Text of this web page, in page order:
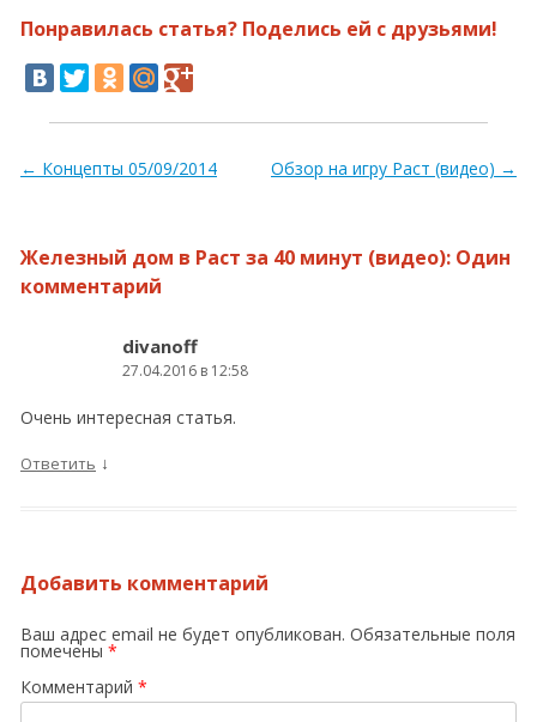
Понравилась статья? Поделись ей с друзьями!
Навигация по записям
← Концепты 05/09/2014 Обзор на игру Раст (видео) →
Железный дом в Раст за 40 минут (видео): Один
комментарий
divanoff
27.04.2016 в 12:58
Очень интересная статья.
Ответить ↓
Добавить комментарий
Ваш адрес email не будет опубликован. Обязательные поля
помечены *
Комментарий *